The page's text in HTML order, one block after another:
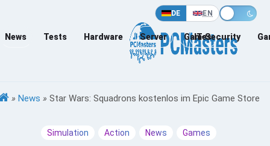
DE EN
News Tests Hardware Server Games
IT-Security
» News » Star Wars: Squadrons kostenlos im Epic Game Store
Simulation Action News Games